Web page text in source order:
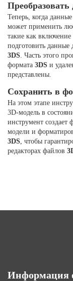
Теперь, когда
может применить
такие как
подготовить данные
3DS. Часть этого
формата 3DS и
представлены.
Сохранить в
На этом этапе
3D-модель в
инструмент создает
модели и
3DS, чтобы
редакторах файлов
Информация